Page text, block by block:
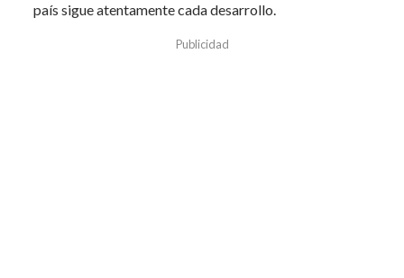
país sigue atentamente cada desarrollo.
Publicidad